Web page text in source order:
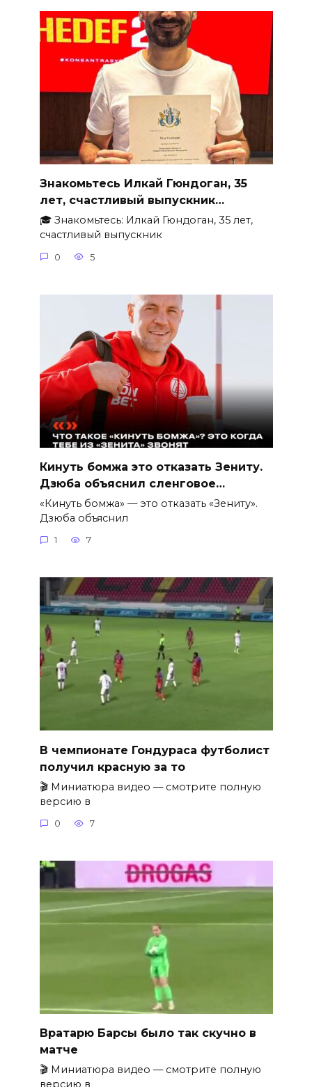
Знакомьтесь Илкай Гюндоган, 35
лет, счастливый выпускник…
🎓 Знакомьтесь: Илкай Гюндоган, 35 лет,
счастливый выпускник
0 5
Кинуть бомжа это отказать Зениту.
Дзюба объяснил сленговое…
«Кинуть бомжа» — это отказать «Зениту».
Дзюба объяснил
1 7
В чемпионате Гондураса футболист
получил красную за то
🎬 Миниатюра видео — смотрите полную
версию в
0 7
Вратарю Барсы было так скучно в
матче
🎬 Миниатюра видео — смотрите полную
версию в